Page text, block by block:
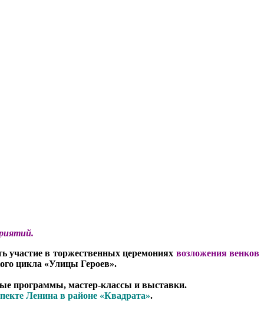
участие в торжественных церемониях возложения венков
цикла «Улицы Героев».
программы, мастер-классы и выставки.
Ленина в районе «Квадрата».